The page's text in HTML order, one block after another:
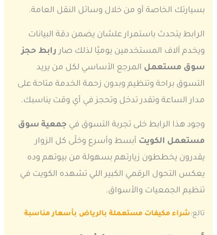
بسيارتك الخاصة أو من خلال وسائل النقل العامة.
الرابط يتحدث باستمرار علشان يضمن دقة البيانات
ويخدم آلاف المستخدمين يوميًا لذلك صار رابط حجز
سوق مستعمل المرجع الأساسي لكل من يريد
التسوق براحة وتنظيم وبدون زحمة الخدمة متاحة على
مدار الساعة وتقدر تدخل وتحجز في أي وقت يناسبك.
وجود هذا الرابط خلى تجربة التسوق في جمعية سوق
مستعمل الكويت أبسط وأسرع وخلّى كل الزوار
يقدرون يخططون زيارتهم بسهولة من بيوتهم وده
يعكس التحول الرقمي الكبير اللي تشهده الكويت في
تنظيم الجمعيات والأسواق.
تالع:شراء مكيفات مستعملة بالرياض بأسعار مناسبة